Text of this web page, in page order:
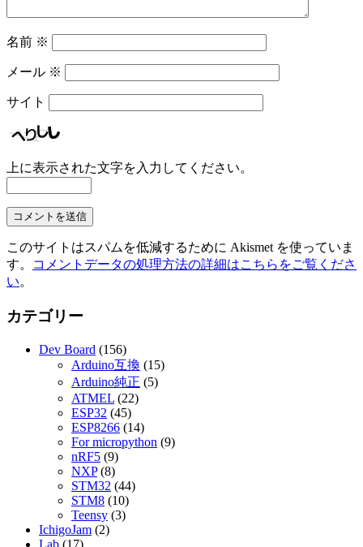
名前 ※
メール ※
サイト
上に表示された文字を入力してください。
このサイトはスパムを低減するために Akismet を使っていま
す。
コメントデータの処理方法の詳細はこちらをご覧くださ
い。
カテゴリー
Dev Board (156)
Arduino互換 (15)
Arduino純正 (5)
ATMEL (22)
ESP32 (45)
ESP8266 (14)
For micropython (9)
nRF5 (9)
NXP(8)
STM32 (44)
STM8 (10)
Teensy (3)
IchigoJam (2)
Lab (17)